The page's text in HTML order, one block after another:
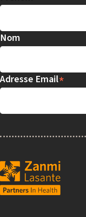
Nom
Adresse Email*